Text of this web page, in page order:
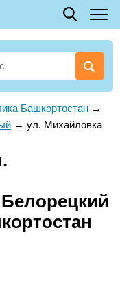
Башкортостан →
→ ул. Михайловка